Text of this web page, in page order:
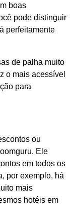
boas
pode distinguir
perfeitamente
de palha muito
o mais acessível
para
ou
Ele
em todos os
por exemplo, há
mais
hotéis em